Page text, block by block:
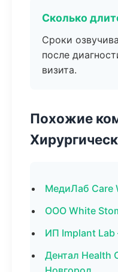
Сколько
Сроки
после
визита.
Похожие
МедиЛаб Care
ООО White
ИП Implant
Дентал